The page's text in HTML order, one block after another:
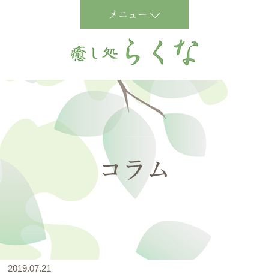
メニュー
コラム
2019.07.21